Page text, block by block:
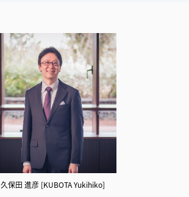
久保田 進彦 [KUBOTA Yukihiko]